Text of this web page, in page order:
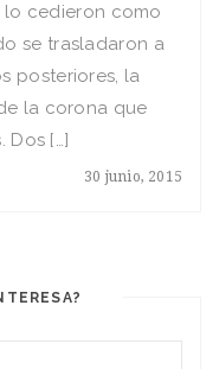
30 junio, 2015
lo cedieron como
se trasladaron a
posteriores, la
la corona que
Dos […]